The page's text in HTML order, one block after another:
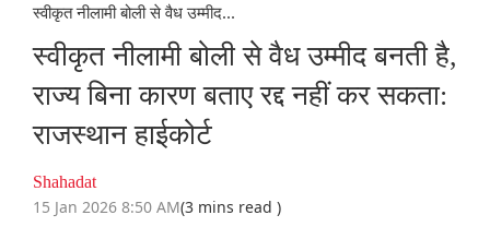
स्वीकृत नीलामी बोली से वैध उम्मीद...
स्वीकृत नीलामी बोली से वैध उम्मीद बनती है,
राज्य बिना कारण बताए रद्द नहीं कर सकता:
राजस्थान हाईकोर्ट
Shahadat
15 Jan 2026 8:50 AM(3 mins read )